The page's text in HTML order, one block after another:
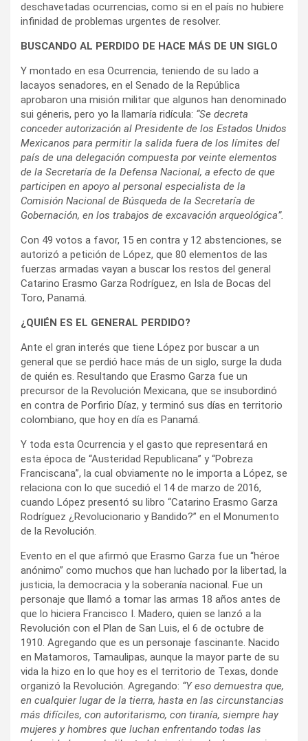
deschavetadas ocurrencias, como si en el país no hubiere
infinidad de problemas urgentes de resolver.
BUSCANDO AL PERDIDO DE HACE MÁS DE UN SIGLO
Y montado en esa Ocurrencia, teniendo de su lado a
lacayos senadores, en el Senado de la República
aprobaron una misión militar que algunos han denominado
sui géneris, pero yo la llamaría ridícula: “Se decreta
conceder autorización al Presidente de los Estados Unidos
Mexicanos para permitir la salida fuera de los límites del
país de una delegación compuesta por veinte elementos
de la Secretaría de la Defensa Nacional, a efecto de que
participen en apoyo al personal especialista de la
Comisión Nacional de Búsqueda de la Secretaría de
Gobernación, en los trabajos de excavación arqueológica”.
Con 49 votos a favor, 15 en contra y 12 abstenciones, se
autorizó a petición de López, que 80 elementos de las
fuerzas armadas vayan a buscar los restos del general
Catarino Erasmo Garza Rodríguez, en Isla de Bocas del
Toro, Panamá.
¿QUIÉN ES EL GENERAL PERDIDO?
Ante el gran interés que tiene López por buscar a un
general que se perdió hace más de un siglo, surge la duda
de quién es. Resultando que Erasmo Garza fue un
precursor de la Revolución Mexicana, que se insubordinó
en contra de Porfirio Díaz, y terminó sus días en territorio
colombiano, que hoy en día es Panamá.
Y toda esta Ocurrencia y el gasto que representará en
esta época de “Austeridad Republicana” y “Pobreza
Franciscana”, la cual obviamente no le importa a López, se
relaciona con lo que sucedió el 14 de marzo de 2016,
cuando López presentó su libro “Catarino Erasmo Garza
Rodríguez ¿Revolucionario y Bandido?” en el Monumento
de la Revolución.
Evento en el que afirmó que Erasmo Garza fue un “héroe
anónimo” como muchos que han luchado por la libertad, la
justicia, la democracia y la soberanía nacional. Fue un
personaje que llamó a tomar las armas 18 años antes de
que lo hiciera Francisco I. Madero, quien se lanzó a la
Revolución con el Plan de San Luis, el 6 de octubre de
1910. Agregando que es un personaje fascinante. Nacido
en Matamoros, Tamaulipas, aunque la mayor parte de su
vida la hizo en lo que hoy es el territorio de Texas, donde
organizó la Revolución. Agregando: “Y eso demuestra que,
en cualquier lugar de la tierra, hasta en las circunstancias
más difíciles, con autoritarismo, con tiranía, siempre hay
mujeres y hombres que luchan enfrentando todas las